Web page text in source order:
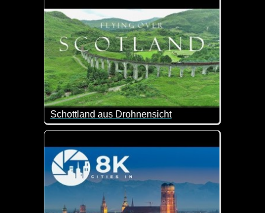
Schottland aus Drohnensicht
Dieses Land hält neben Whisky-Destillerien auch